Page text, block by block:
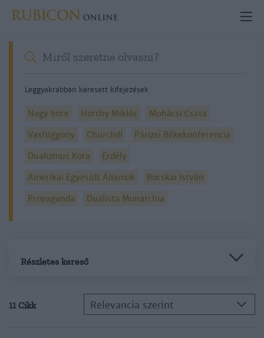
Leggyakrabban keresett kifejezések
Nagy Imre Horthy Miklós
Mohácsi Csata
Vasfüggöny
Churchill
Párizsi Békekonferencia
Dualizmus Kora
Erdély
Amerikai Egyesült Államok
Bocskai István
Propaganda
Dualista Monarchia
Részletes kereső
11 Cikk Relevancia szerint